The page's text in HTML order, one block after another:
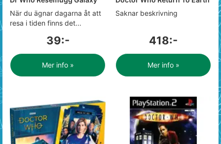
När du ägnar dagarna åt att
resa i tiden finns det...
39:-
Mer info »
Saknar beskrivning
418:-
Mer info »